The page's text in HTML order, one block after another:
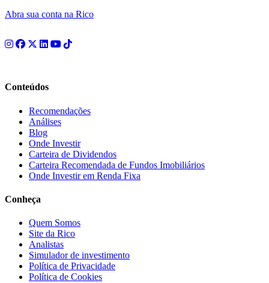
Abra sua conta na Rico
Conteúdos
Recomendações
Análises
Blog
Onde Investir
Carteira de Dividendos
Carteira Recomendada de Fundos Imobiliários
Onde Investir em Renda Fixa
Conheça
Quem Somos
Site da Rico
Analistas
Simulador de investimento
Política de Privacidade
Política de Cookies